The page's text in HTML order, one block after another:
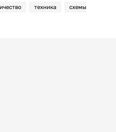
техника схемы